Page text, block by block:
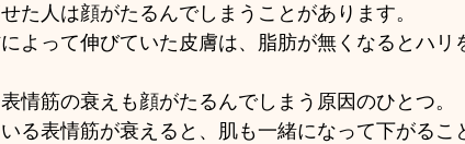
た人は顔がたるんでしまうことがあります。
よって伸びていた皮膚は、脂肪が無くなるとハリ
情筋の衰えも顔がたるんでしまう原因のひとつ。
る表情筋が衰えると、肌も一緒になって下がるこ